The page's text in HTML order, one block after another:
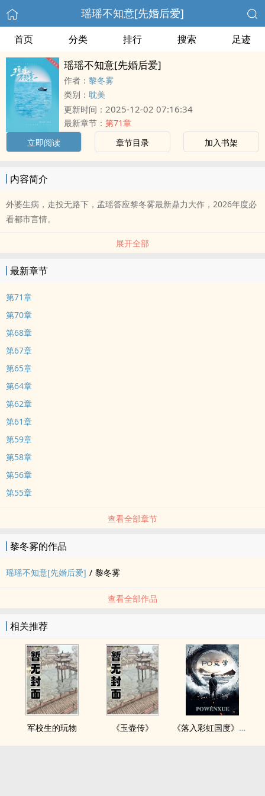
瑶瑶不知意[先婚后爱]
首页 分类 排行 搜索 足迹
瑶瑶不知意[先婚后爱]
作者： 黎冬雾
类别： 耽美
更新时间： 2025-12-02 07:16:34
最新章节： 第71章
立即阅读
章节目录 加入书架
内容简介
外婆生病，走投无路下，孟瑶答应黎冬雾最新鼎力大作，2026年度必
看都市言情。
展开全部
最新章节
第71章
第70章
第68章
第67章
第65章
第64章
第62章
第61章
第59章
第58章
第56章
第55章
查看全部章节
黎冬雾的作品
瑶瑶不知意[先婚后爱] / 黎冬雾
查看全部作品
相关推荐
军校生的玩物 《玉壶传》 《落入彩虹国度》穿越+西幻+言情